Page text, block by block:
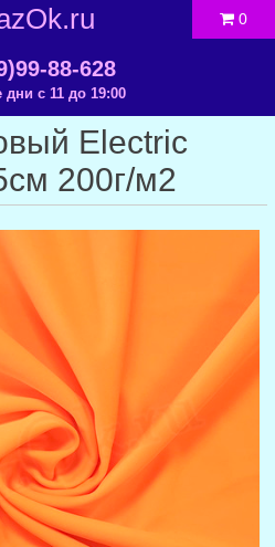
88-628
дни с 11 до 19:00
0
Electric
200г/м2